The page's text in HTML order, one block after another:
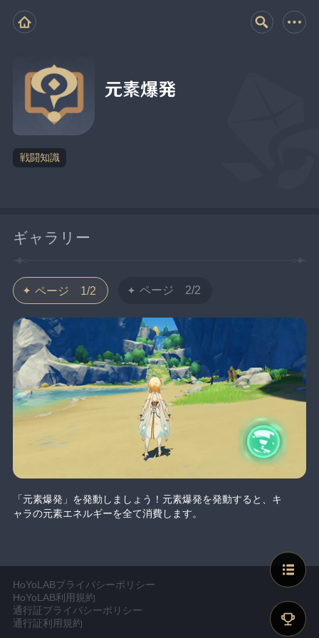
元素爆発
戦闘知識
ギャラリー
ページ 1/2 ページ 2/2
「元素爆発」を発動しましょう！元素爆発を発動すると、キ
ャラの元素エネルギーを全て消費します。
HoYoLABプライバシーポリシー
HoYoLAB利用規約
通行証プライバシーポリシー
通行証利用規約